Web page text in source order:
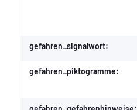
gefahren_signalwort:
gefahren_piktogramme: